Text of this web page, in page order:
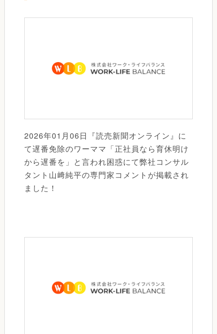
2026年01月06日『読売新聞オンライン』に
て遅番免除のワーママ「正社員なら育休明け
から遅番を」と言われ困惑にて弊社コンサル
タント山﨑純平の専門家コメントが掲載され
ました！